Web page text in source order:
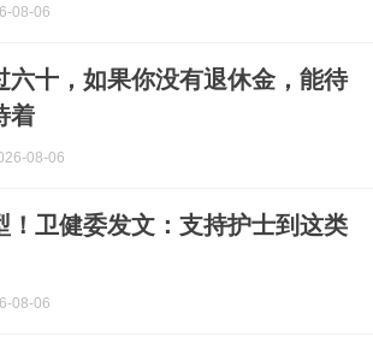
08-06
六十，如果你没有退休金，能待
着
08-06
！卫健委发文：支持护士到这类
08-06